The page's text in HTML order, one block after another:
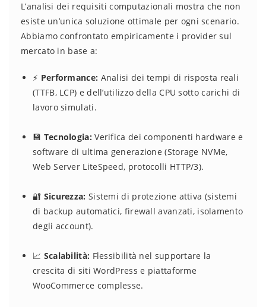
L’analisi dei requisiti computazionali mostra che non
esiste un’unica soluzione ottimale per ogni scenario.
Abbiamo confrontato empiricamente i provider sul
mercato in base a:
⚡ Performance: Analisi dei tempi di risposta reali
(TTFB, LCP) e dell’utilizzo della CPU sotto carichi di
lavoro simulati.
💾 Tecnologia: Verifica dei componenti hardware e
software di ultima generazione (Storage NVMe,
Web Server LiteSpeed, protocolli HTTP/3).
🔐 Sicurezza: Sistemi di protezione attiva (sistemi
di backup automatici, firewall avanzati, isolamento
degli account).
📈 Scalabilità: Flessibilità nel supportare la
crescita di siti WordPress e piattaforme
WooCommerce complesse.